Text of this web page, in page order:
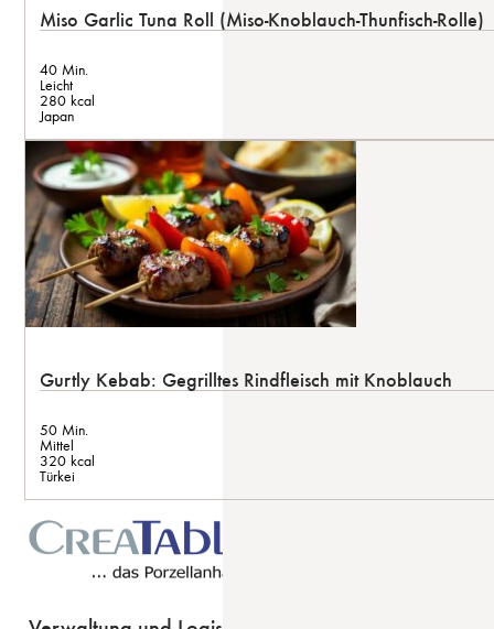
Miso Garlic Tuna Roll (Miso-Knoblauch-Thunfisch-Rolle)
40 Min.
Leicht
280 kcal
Japan
Gurtly Kebab: Gegrilltes Rindfleisch mit Knoblauch
50 Min.
Mittel
320 kcal
Türkei